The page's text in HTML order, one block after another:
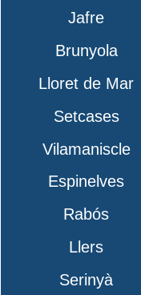
Jafre
Brunyola
Lloret de Mar
Setcases
Vilamaniscle
Espinelves
Rabós
Llers
Serinyà